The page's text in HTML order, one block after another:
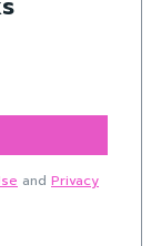
and Privacy